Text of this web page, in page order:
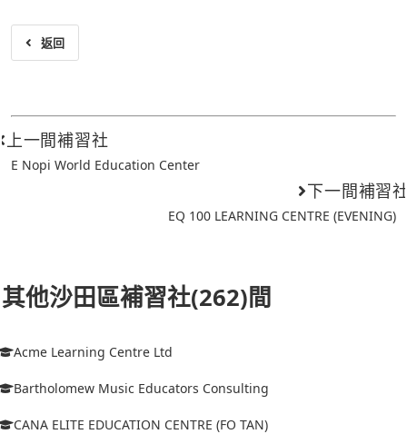
返回
上一間補習社
E Nopi World Education Center
下一間補習
EQ 100 LEARNING CENTRE (EVENING)
其他沙田區補習社(262)間
Acme Learning Centre Ltd
Bartholomew Music Educators Consulting
CANA ELITE EDUCATION CENTRE (FO TAN)